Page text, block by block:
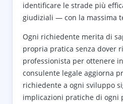
identificare le strade più
giudiziali — con la massima
Ogni richiedente merita di
propria pratica senza dover
professionista per ottenere
consulente legale aggiorna
richiedente a ogni sviluppo
implicazioni pratiche di ogni